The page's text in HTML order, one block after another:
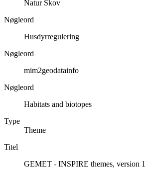
Natur Skov
Nøgleord
Husdyrregulering
Nøgleord
mim2geodatainfo
Nøgleord
Habitats and biotopes
Type
Theme
Titel
GEMET - INSPIRE themes, version